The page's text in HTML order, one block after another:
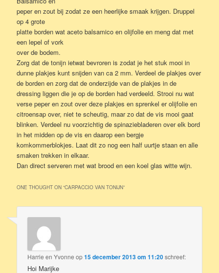
peper en zout bij zodat ze een heerlijke smaak krijgen. Druppel
op 4 grote
platte borden wat aceto balsamico en olijfolie en meng dat met
een lepel of vork
over de bodem.
Zorg dat de tonijn ietwat bevroren is zodat je het stuk mooi in
dunne plakjes kunt snijden van ca 2 mm. Verdeel de plakjes over
de borden en zorg dat de onderzijde van de plakjes in de
dressing liggen die je op de borden had verdeeld. Strooi nu wat
verse peper en zout over deze plakjes en sprenkel er olijfolie en
citroensap over, niet te scheutig, maar zo dat de vis mooi gaat
blinken. Verdeel nu voorzichtig de spinaziebladeren over elk bord
in het midden op de vis en daarop een bergje
komkommerblokjes. Laat dit zo nog een half uurtje staan en alle
smaken trekken in elkaar.
Dan direct serveren met wat brood en een koel glas witte wijn.
ONE THOUGHT ON “CARPACCIO VAN TONIJN”
Harrie en Yvonne op15 december 2013 om 11:20schreef:
Hoi Marijke